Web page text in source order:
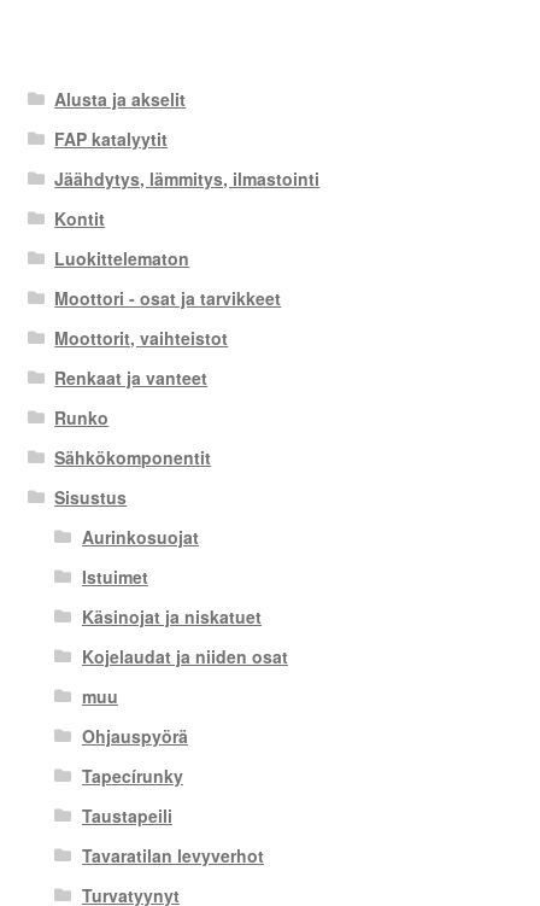
Alusta ja akselit
FAP katalyytit
Jäähdytys, lämmitys, ilmastointi
Kontit
Luokittelematon
Moottori - osat ja tarvikkeet
Moottorit, vaihteistot
Renkaat ja vanteet
Runko
Sähkökomponentit
Sisustus
Aurinkosuojat
Istuimet
Käsinojat ja niskatuet
Kojelaudat ja niiden osat
muu
Ohjauspyörä
Tapecírunky
Taustapeili
Tavaratilan levyverhot
Turvatyynyt